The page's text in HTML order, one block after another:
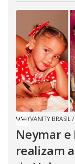
VANITY BRASIL/
Neymar
realizam